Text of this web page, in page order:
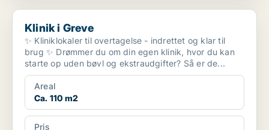
Klinik i Greve
Klinik i Greve
✨ Kliniklokaler til overtagelse - indrettet og klar til
brug ✨ Drømmer du om din egen klinik, hvor du kan
starte op uden bøvl og ekstraudgifter? Så er de...
Areal
Ca. 110 m2
Pris